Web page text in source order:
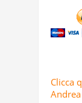
Clicca